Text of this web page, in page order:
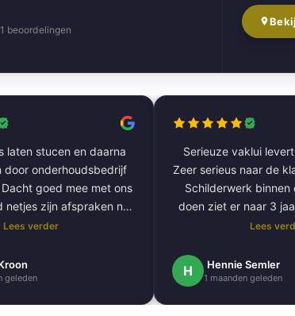
beoordelingen
laten stucen en daarna
door onderhoudsbedrijf
goed mee met ons
netjes zijn afspraken na.
hebben we al gepland
bedankt.
Lees verder
geleden
Serieuze vaklui
Zeer serieus naar de
Schilderwerk binnen
doen ziet er naar 3
als
Lees
H Hennie Semler
1 maanden geleden